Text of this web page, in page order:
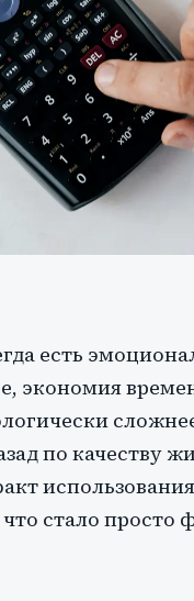
есть
экономия
по качеству
стало